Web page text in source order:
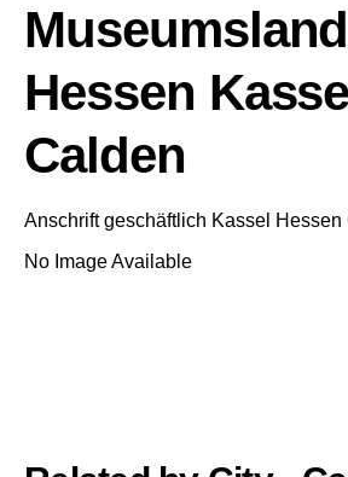
Hessen
Calden
Anschrift geschäftlich Kassel Hessen
No Image Available